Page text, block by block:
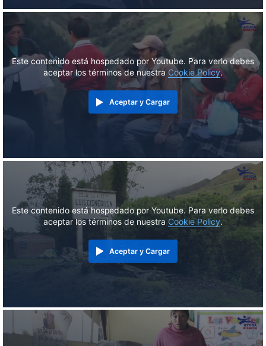
Este contenido está hospedado por Youtube. Para verlo debes
aceptar los términos de nuestra Cookie Policy.
Aceptar y Cargar
Este contenido está hospedado por Youtube. Para verlo debes
aceptar los términos de nuestra Cookie Policy.
Aceptar y Cargar